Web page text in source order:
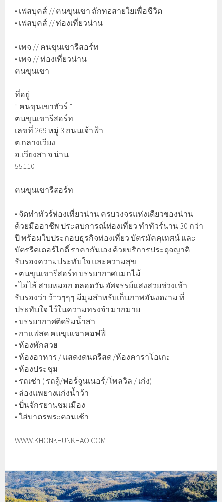
• เฟสบุคส์ // ฅนขุนเขา ถักทอสายใยเพื่อชีวิต
• เฟสบุคส์ // ท่องเที่ยวน่าน
• เพจ // ฅนขุนเขารีสอร์ท
• เพจ // ท่องเที่ยวน่าน
ฅนขุนเขา
ที่อยู่
” ฅนขุนเขาทัวร์ ”
ฅนขุนเขารีสอร์ท
เลขที่ 269 หมู่ 3 ถนนเจ้าฟ้า
ต.กลางเวียง
อ.เวียงสา จ.น่าน
55110
ฅนขุนเขารีสอร์ท
• จัดทำทัวร์ท่องเที่ยวน่าน ครบวงจรแห่งเดียวของน่าน
ด้วยมืออาชีพ ประสบการณ์ท่องเที่ยว ทำทัวร์น่าน 30 กว่า
ปี พร้อมใบประกอบธุรกิจท่องเที่ยว บัตรมัคคุเทศน์ และ
บัตรรีดเดอร์ไกดิ์ ราคากันเอง ด้วยบริการประดุจญาติ
รับรองความประทับใจ และความสุข
• ฅนขุนเขารีสอร์ท บรรยากาศแมกไม้
• ไฮไล้ สายหมอก ตลอดวัน อัศจรรย์แสงสวยช่วงเช้า
รับรองว่า ว้าวๆๆๆ มีมุมสำหรับเก็บภาพอันงดงาม ที่
ประทับใจ ไว้ในความทรงจำ มากมาย
• บรรยากาศติดริมน้ำสา
• กาแฟสด ฅนขุนเขาคอฟฟี่
• ห้องพักสวย
• ห้องอาหาร / แสดงดนตรีสด /ห้องคาราโอเกะ
• ห้องประชุม
• รถเช่า ( รถตู้/ฟอร์จูนเนอร์/โพลวิล / เก๋ง)
• ล่องแพยางแก่งน้ำว้า
• ปั่นจักรยานชมเมือง
• ใส่บาตรพระตอนเช้า
WWW.KHONKHUNKHAO.COM